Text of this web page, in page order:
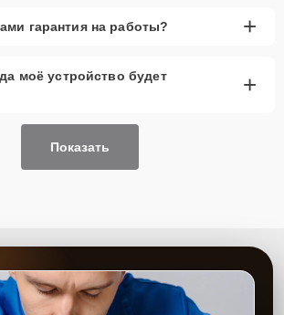
гарантия на работы? +
моё устройство будет
+
Показать